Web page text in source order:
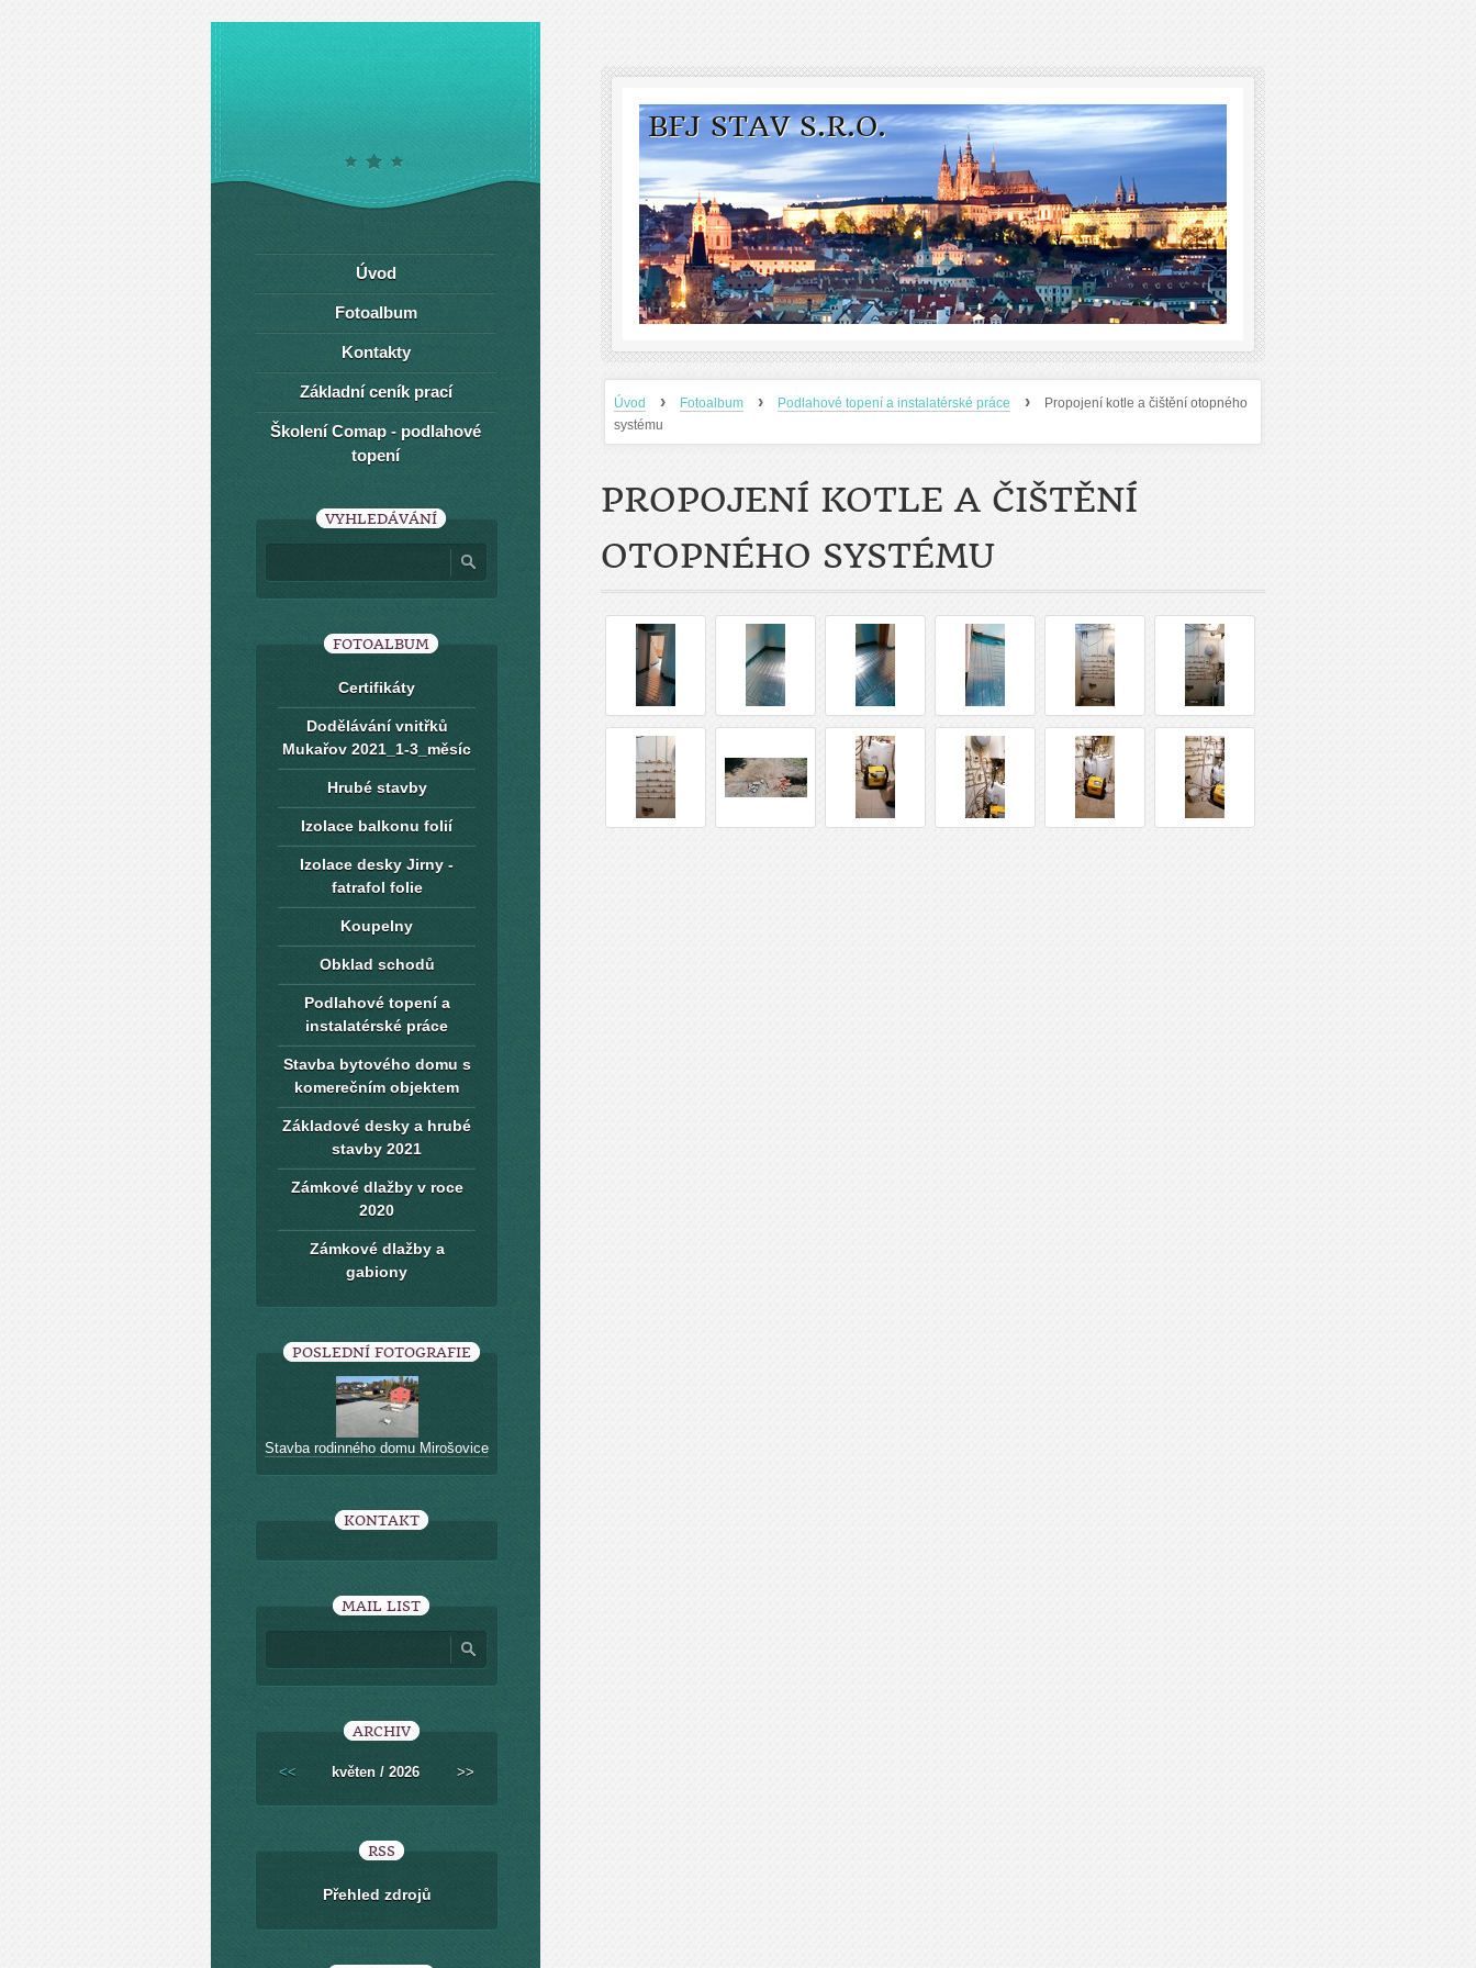
BFJ STAV S.R.O.
Úvod › Fotoalbum › Podlahové topení a instalatérské práce ›
Propojení kotle a čištění otopného
systému
PROPOJENÍ KOTLE A ČIŠTĚNÍ
OTOPNÉHO SYSTÉMU
Úvod
Fotoalbum
Kontakty
Základní ceník prací
Školení Comap - podlahové
topení
VYHLEDÁVÁNÍ
FOTOALBUM
Certifikáty
Dodělávání vnitřků
Mukařov 2021_1-3_měsíc
Hrubé stavby
Izolace balkonu folií
Izolace desky Jirny -
fatrafol folie
Koupelny
Obklad schodů
Podlahové topení a
instalatérské práce
Stavba bytového domu s
komerečním objektem
Základové desky a hrubé
stavby 2021
Zámkové dlažby v roce
2020
Zámkové dlažby a
gabiony
POSLEDNÍ FOTOGRAFIE
Stavba rodinného domu Mirošovice
KONTAKT
MAIL LIST
ARCHIV
<< květen / 2026 >>
RSS
Přehled zdrojů